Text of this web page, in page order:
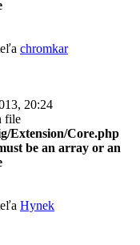
chromkar
20:24
file
Extension/Core.php
be an array or an
Hynek